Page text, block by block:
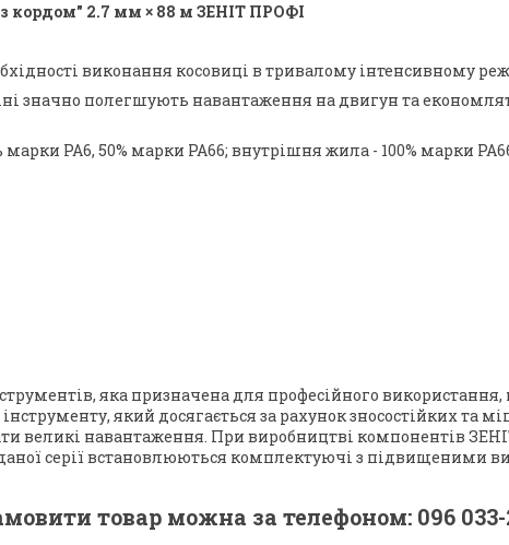
кордом" 2.7 мм × 88 м ЗЕНІТ ПРОФІ
виконання косовиці в тривалому інтенсивному
значно полегшують навантаження на двигун та
РА6, 50% марки РА66; внутрішня жила - 100% марки
яка призначена для професійного
який досягається за рахунок зносостійких та
великі навантаження. При виробництві компонентів
серії встановлюються комплектуючі з підвищеними
товар можна за телефоном: 096 033-